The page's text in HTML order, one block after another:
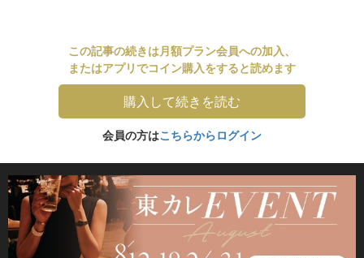
この記事の続きは月額プラン会員への加入、
またはアプリでコイン購入をすると読めます
購入して続きを読む
会員の方はこちらからログイン